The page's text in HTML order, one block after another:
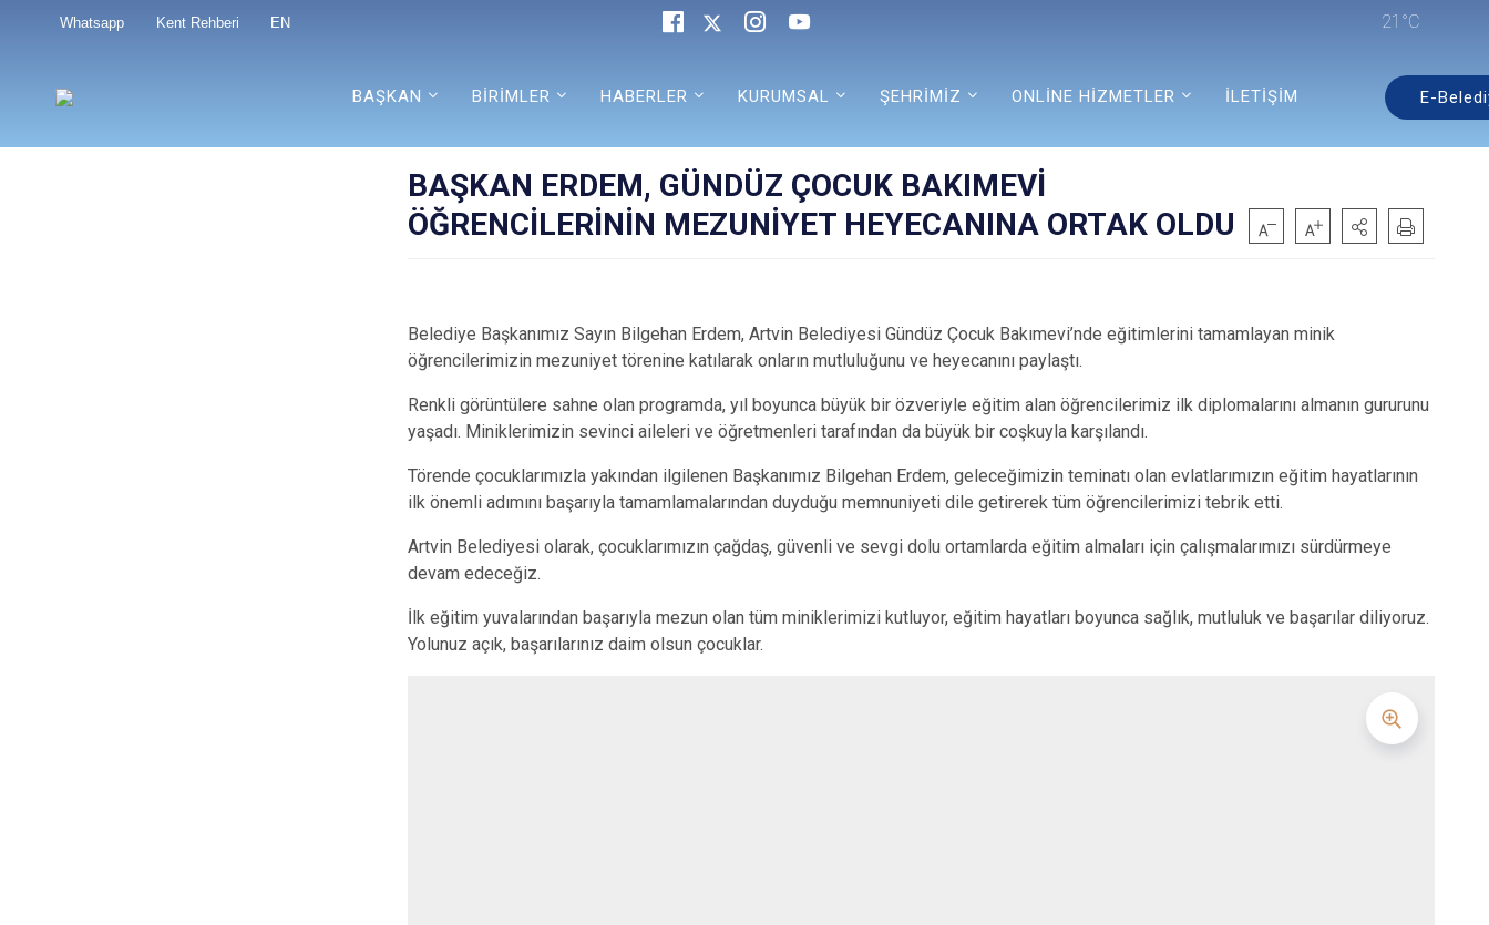
Whatsapp Kent Rehberi EN 21°C
BAŞKAN BİRİMLER HABERLER KURUMSAL ŞEHRİMİZ ONLİNE HİZMETLER İLETİŞİM E-
BAŞKAN ERDEM, GÜNDÜZ ÇOCUK BAKIMEVİ
ÖĞRENCİLERİNİN MEZUNİYET HEYECANINA ORTAK OLDU
Belediye Başkanımız Sayın Bilgehan Erdem, Artvin Belediyesi Gündüz Çocuk Bakımevi’nde eğitimlerini tamamlayan minik
öğrencilerimizin mezuniyet törenine katılarak onların mutluluğunu ve heyecanını paylaştı.
Renkli görüntülere sahne olan programda, yıl boyunca büyük bir özveriyle eğitim alan öğrencilerimiz ilk diplomalarını almanın gururunu
yaşadı. Miniklerimizin sevinci aileleri ve öğretmenleri tarafından da büyük bir coşkuyla karşılandı.
Törende çocuklarımızla yakından ilgilenen Başkanımız Bilgehan Erdem, geleceğimizin teminatı olan evlatlarımızın eğitim hayatlarının
ilk önemli adımını başarıyla tamamlamalarından duyduğu memnuniyeti dile getirerek tüm öğrencilerimizi tebrik etti.
Artvin Belediyesi olarak, çocuklarımızın çağdaş, güvenli ve sevgi dolu ortamlarda eğitim almaları için çalışmalarımızı sürdürmeye
devam edeceğiz.
İlk eğitim yuvalarından başarıyla mezun olan tüm miniklerimizi kutluyor, eğitim hayatları boyunca sağlık, mutluluk ve başarılar diliyoruz.
Yolunuz açık, başarılarınız daim olsun çocuklar.